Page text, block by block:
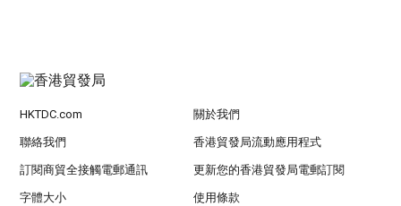
HKTDC.com 關於我們
聯絡我們 香港貿發局流動應用程式
訂閱商貿全接觸電郵通訊 更新您的香港貿發局電郵訂閱
字體大小 使用條款